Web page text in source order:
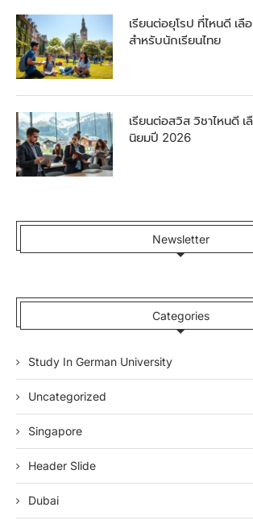
เรียนต่อยุโรป ที่ไหนดี เ
สำหรับนักเรียนไทย
เรียนต่อสวิส วิชาไหนดี
นิยมปี 2026
Newsletter
Categories
Study In German University
Uncategorized
Singapore
Header Slide
Dubai